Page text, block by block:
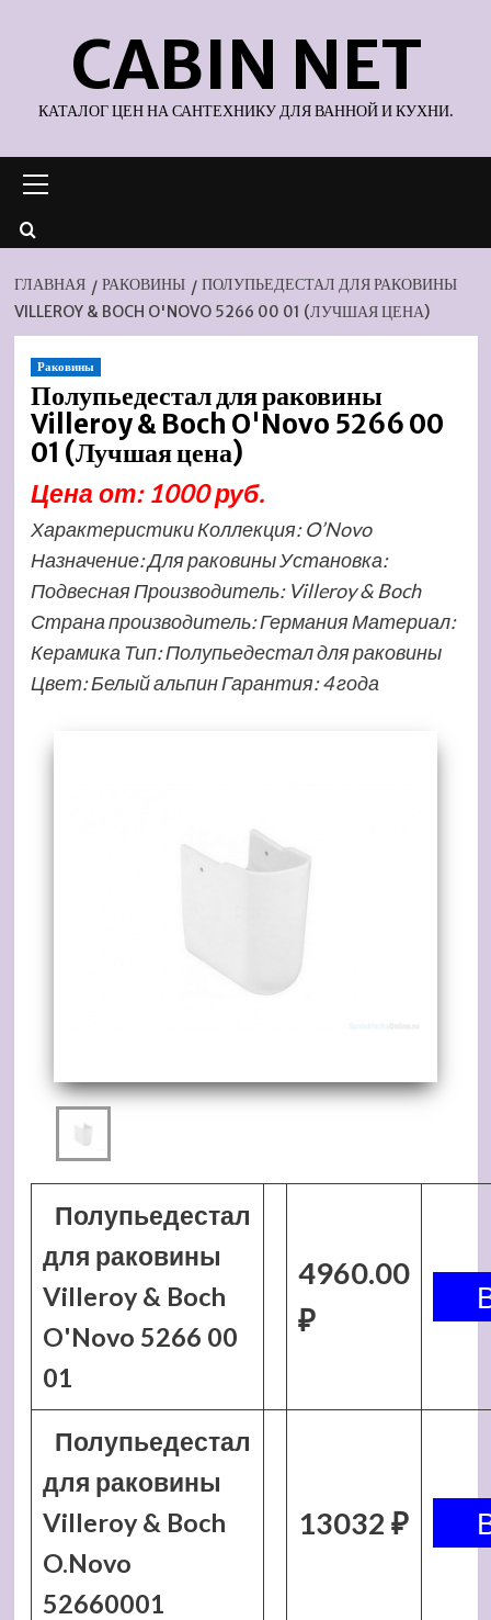
содержимомуCABIN NET
КАТАЛОГ ЦЕН НА САНТЕХНИКУ ДЛЯ ВАННОЙ И КУХНИ.
меню
ГЛАВНАЯ РАКОВИНЫ
ПОЛУПЬЕДЕСТАЛ ДЛЯ РАКОВИНЫ
VILLEROY & BOCH O'NOVO 5266 00 01 (ЛУЧШАЯ ЦЕНА)
Раковины
Полупьедестал для раковины
Villeroy & Boch O'Novo 5266 00
01 (Лучшая цена)
Цена от: 1000 руб.
Характеристики Коллекция: O’Novo
Назначение: Для раковины Установка:
Подвесная Производитель: Villeroy & Boch
Страна производитель: Германия Материал:
Керамика Тип: Полупьедестал для раковины
Цвет: Белый альпин Гарантия: 4 года
Полупьедестал
для раковины
Villeroy & Boch
O'Novo 5266 00
01
4960.00
₽
Полупьедестал
для раковины
Villeroy & Boch
O.Novo
52660001
13032 ₽